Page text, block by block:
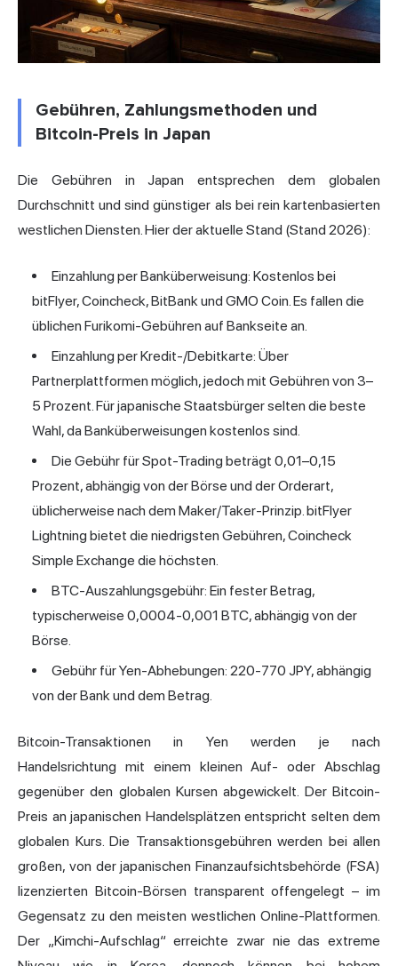
Gebühren, Zahlungsmethoden und
Bitcoin-Preis in Japan
Die Gebühren in Japan entsprechen dem globalen
Durchschnitt und sind günstiger als bei rein kartenbasierten
westlichen Diensten. Hier der aktuelle Stand (Stand 2026):
Einzahlung per Banküberweisung: Kostenlos bei
bitFlyer, Coincheck, BitBank und GMO Coin. Es fallen die
üblichen Furikomi-Gebühren auf Bankseite an.
Einzahlung per Kredit-/Debitkarte: Über
Partnerplattformen möglich, jedoch mit Gebühren von 3–
5 Prozent. Für japanische Staatsbürger selten die beste
Wahl, da Banküberweisungen kostenlos sind.
Die Gebühr für Spot-Trading beträgt 0,01–0,15
Prozent, abhängig von der Börse und der Orderart,
üblicherweise nach dem Maker/Taker-Prinzip. bitFlyer
Lightning bietet die niedrigsten Gebühren, Coincheck
Simple Exchange die höchsten.
BTC-Auszahlungsgebühr: Ein fester Betrag,
typischerweise 0,0004-0,001 BTC, abhängig von der
Börse.
Gebühr für Yen-Abhebungen: 220-770 JPY, abhängig
von der Bank und dem Betrag.
Bitcoin-Transaktionen in Yen werden je nach
Handelsrichtung mit einem kleinen Auf- oder Abschlag
gegenüber den globalen Kursen abgewickelt. Der Bitcoin-
Preis an japanischen Handelsplätzen entspricht selten dem
globalen Kurs. Die Transaktionsgebühren werden bei allen
großen, von der japanischen Finanzaufsichtsbehörde (FSA)
lizenzierten Bitcoin-Börsen transparent offengelegt – im
Gegensatz zu den meisten westlichen Online-Plattformen.
Der „Kimchi-Aufschlag“ erreichte zwar nie das extreme